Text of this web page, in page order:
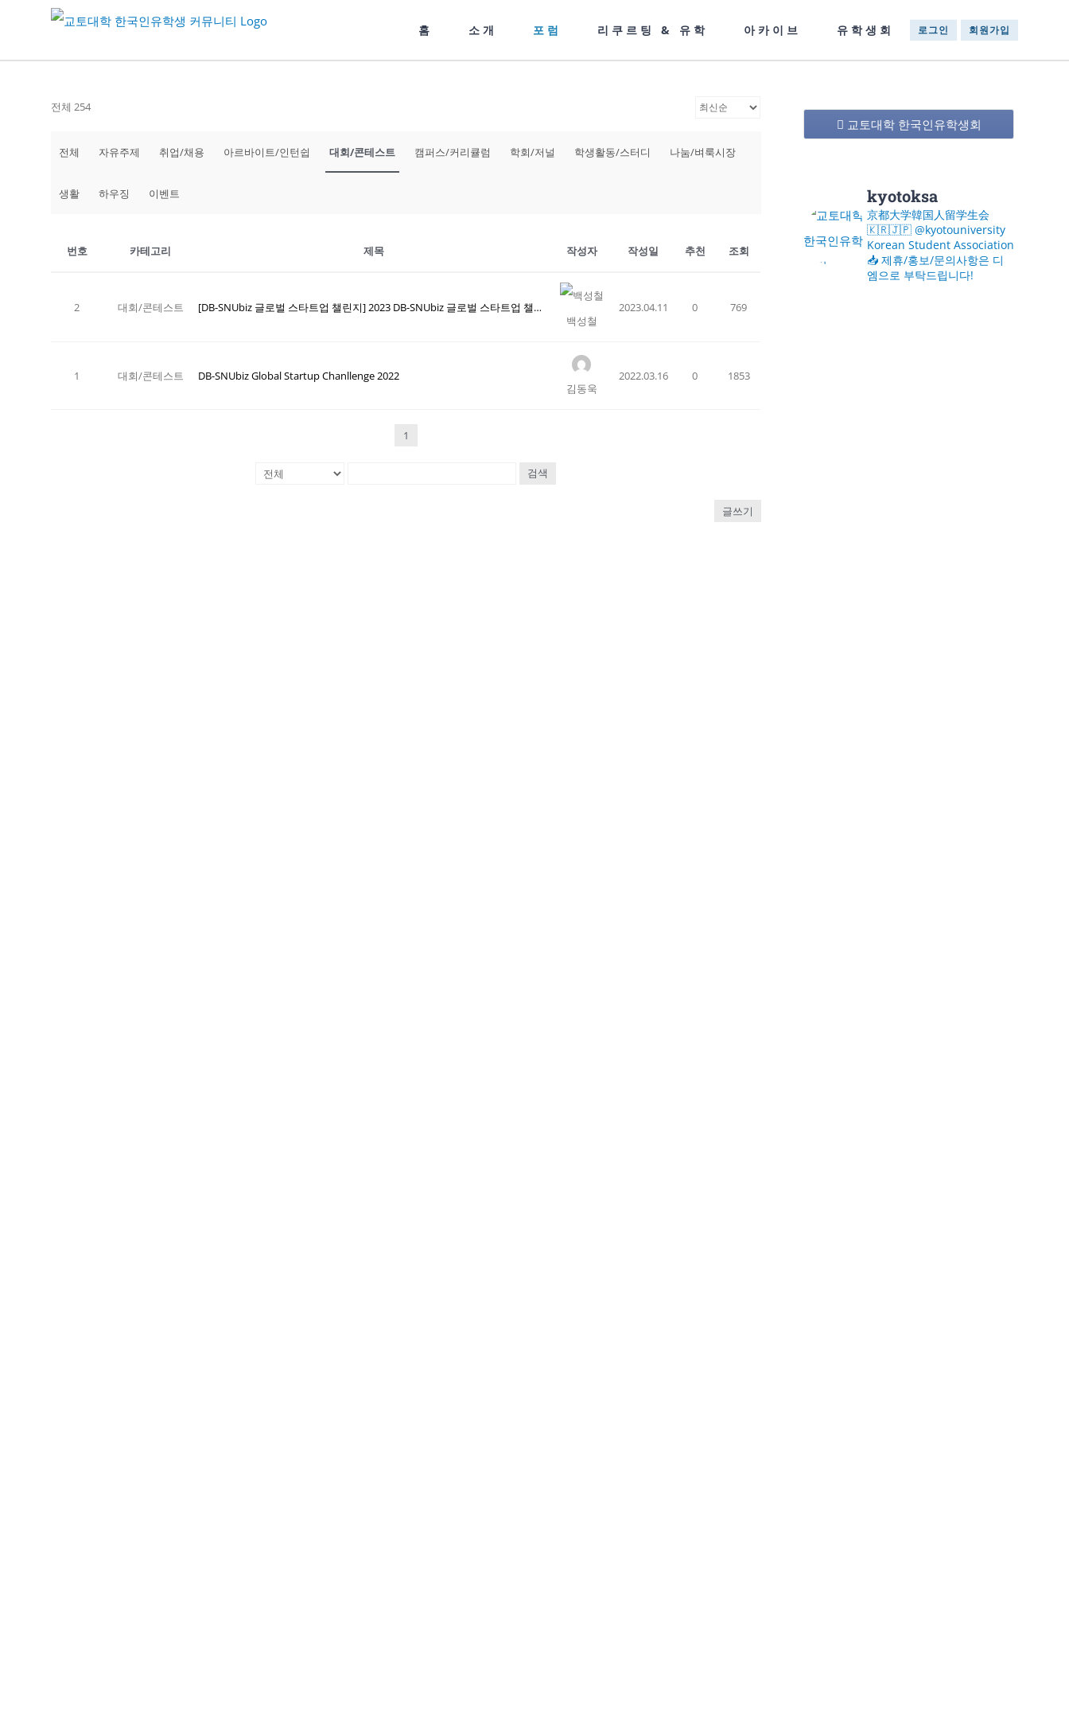
content
홈 소개 포럼 리쿠르팅 & 유학 아카이브 유학생회 로그인 회원가입
전체 254
전체 자유주제 취업/채용 아르바이트/인턴쉽 대회/콘테스트 캠퍼스/커리큘럼 학회/저널 학생활동/스터디 나눔/벼룩시장
생활 하우징 이벤트
번호 카테고리 제목 작성자 작성일 추천 조회
2 대회/콘테스트
[DB-SNUbiz 글로벌 스타트업 챌린지] 2023 DB-SNUbiz 글로벌 스타트업 챌린지 안
백성철
2023.04.11 0 769
1 대회/콘테스트
DB-SNUbiz Global Startup Chanllenge 2022
김동욱
2022.03.16 0 1853
1
검색
글쓰기
교토대학 한국인유학생회
kyotoksa
京都大学韓国人留学生会
🇰🇷🇯🇵 @kyotouniversity
Korean Student Association
📥 제휴/홍보/문의사항은 디
엠으로 부탁드립니다!